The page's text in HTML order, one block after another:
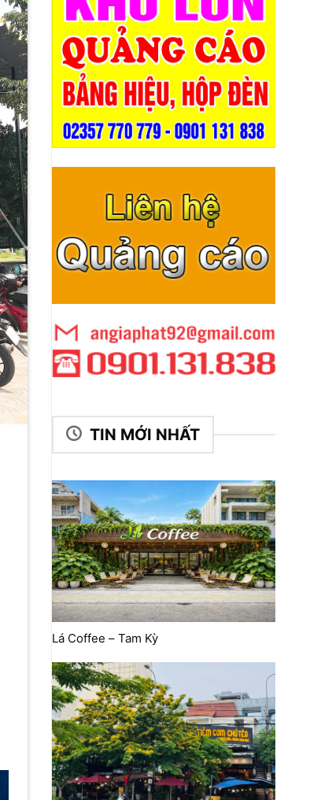
TIN MỚI NHẤT
Lá Coffee – Tam Kỳ